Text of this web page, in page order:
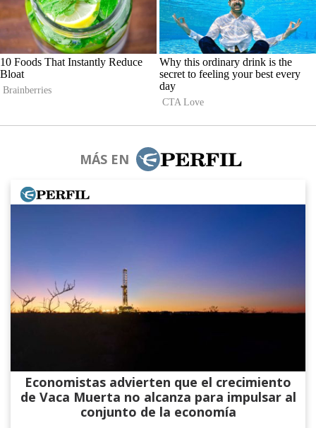
MÁS EN
Economistas advierten que el crecimiento
de Vaca Muerta no alcanza para impulsar al
conjunto de la economía